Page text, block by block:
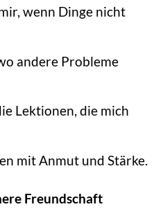
wenn Dinge nicht
andere Probleme
Lektionen, die mich
mit Anmut und Stärke.
Freundschaft